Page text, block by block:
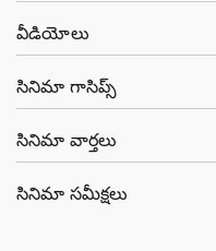
వీడియోలు
సినిమా గాసిప్స్
సినిమా వార్తలు
సినిమా సమీక్షలు